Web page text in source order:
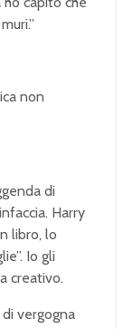
non
di
Harry
libro, lo
Io gli
creativo.
vergogna